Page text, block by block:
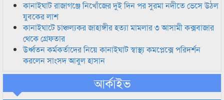
কানাইঘাট রাজাগঞ্জে নিখোঁজের দুই দিন পর সুরমা নদীতে ভেসে উঠল
যুবকের লাশ
কানাইঘাটে চাঞ্চল্যকর জাহাঙ্গীর হত্যা মামলার ৩ আসামী কক্সবাজার
থেকে গ্রেফতার
উর্ধ্বতন কর্মকর্তাদের নিয়ে কানাইঘাট স্বাস্থ্য কমপ্লেক্সে পরিদর্শন
করলেন সাংসদ আবুল হাসান
আর্কাইভ